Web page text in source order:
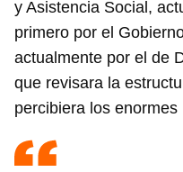
y Asistencia Social,
primero por el
actualmente por el de
que revisara la
percibiera los enormes